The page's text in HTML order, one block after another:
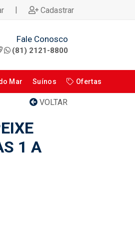
| Cadastrar
Fale Conosco
(81) 2121-8800
Mar Suínos Ofertas
VOLTAR
1 A